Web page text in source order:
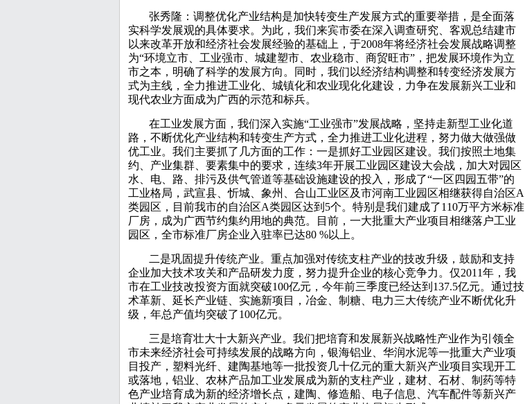
张秀隆：调整优化产业结构是加快转变生产发展方式的重要举措，是全面落
实科学发展观的具体要求。为此，我们来宾市委在深入调查研究、客观总结建市
以来改革开放和经济社会发展经验的基础上，于2008年将经济社会发展战略调整
为“环境立市、工业强市、城建塑市、农业稳市、商贸旺市”，把发展环境作为立
市之本，明确了科学的发展方向。同时，我们以经济结构调整和转变经济发展方
式为主线，全力推进工业化、城镇化和农业现化化建设，力争在发展新兴工业和
现代农业方面成为广西的示范和标兵。
在工业发展方面，我们深入实施“工业强市”发展战略，坚持走新型工业化道
路，不断优化产业结构和转变生产方式，全力推进工业化进程，努力做大做强做
优工业。我们主要抓了几方面的工作：一是抓好工业园区建设。我们按照土地集
约、产业集群、要素集中的要求，连续3年开展工业园区建设大会战，加大对园区
水、电、路、排污及供气管道等基础设施建设的投入，形成了“一区四园五带”的
工业格局，武宣县、忻城、象州、合山工业区及市河南工业园区相继获得自治区A
类园区，目前我市的自治区A类园区达到5个。特别是我们建成了110万平方米标准
厂房，成为广西节约集约用地的典范。目前，一大批重大产业项目相继落户工业
园区，全市标准厂房企业入驻率已达80 %以上。
二是巩固提升传统产业。重点加强对传统支柱产业的技改升级，鼓励和支持
企业加大技术攻关和产品研发力度，努力提升企业的核心竞争力。仅2011年，我
市在工业技改投资方面就突破100亿元，今年前三季度已经达到137.5亿元。通过技
术革新、延长产业链、实施新项目，冶金、制糖、电力三大传统产业不断优化升
级，年总产值均突破了100亿元。
三是培育壮大十大新兴产业。我们把培育和发展新兴战略性产业作为引领全
市未来经济社会可持续发展的战略方向，银海铝业、华润水泥等一批重大产业项
目投产，塑料光纤、建陶基地等一批投资几十亿元的重大新兴产业项目实现开工
或落地，铝业、农林产品加工业发展成为新的支柱产业，建材、石材、制药等特
色产业培育成为新的经济增长点，建陶、修造船、电子信息、汽车配件等新兴产